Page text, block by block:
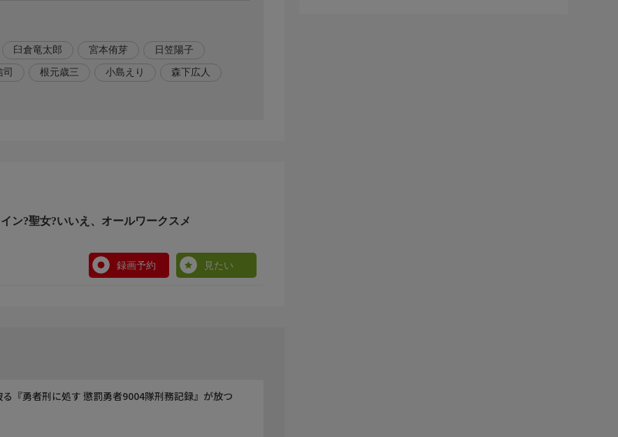
メイドです(誇)!』(TOブックス刊)
臼倉竜太郎 宮本侑芽 日笠陽子
根元歳三 小島えり 森下広人
ン?聖女?いいえ、オールワークスメ
録画予約 見たい
『勇者刑に処す 懲罰勇者9004隊刑務記録』が放つ